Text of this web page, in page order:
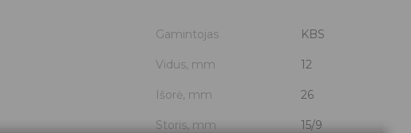
Gamintojas KBS
Vidus, mm 12
Išorė, mm 26
Storis, mm 15/9